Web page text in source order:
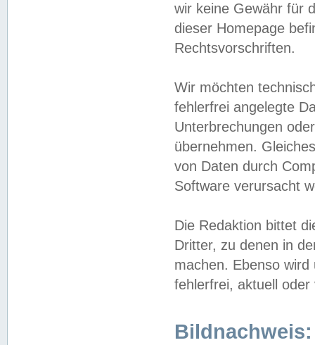
wir keine Gewähr für
dieser Homepage
Rechtsvorschriften.
Wir möchten
fehlerfrei angelegte
Unterbrechungen
übernehmen.
von Daten durch
Software verursacht
Die Redaktion bittet
Dritter, zu denen in
machen. Ebenso
fehlerfrei, aktuell oder
Bildnachweis: